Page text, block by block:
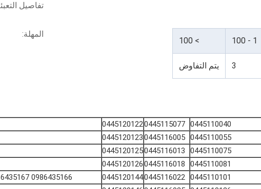
تفاصيل
المهلة:
1 - 100
> 100
3 يتم التفاوض
0445110040
0445115077
0445120122
0445110055
0445116005
0445120123
0445110075
0445116013
0445120125
0445110081
0445116018
0445120126
0445110101
0445116022
0445120144
0986435166 0986435167